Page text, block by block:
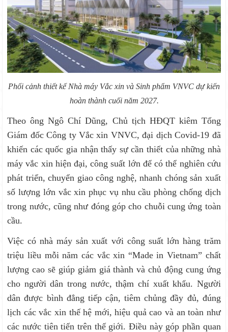
Phối cảnh thiết kế Nhà máy Vắc xin và Sinh phẩm VNVC dự kiến
hoàn thành cuối năm 2027.
Theo ông Ngô Chí Dũng, Chủ tịch HĐQT kiêm Tổng
Giám đốc Công ty Vắc xin VNVC, đại dịch Covid-19 đã
khiến các quốc gia nhận thấy sự cần thiết của những nhà
máy vắc xin hiện đại, công suất lớn để có thể nghiên cứu
phát triển, chuyển giao công nghệ, nhanh chóng sản xuất
số lượng lớn vắc xin phục vụ nhu cầu phòng chống dịch
trong nước, cũng như đóng góp cho chuỗi cung ứng toàn
cầu.
Việc có nhà máy sản xuất với công suất lớn hàng trăm
triệu liều mỗi năm các vắc xin “Made in Vietnam” chất
lượng cao sẽ giúp giảm giá thành và chủ động cung ứng
cho người dân trong nước, thậm chí xuất khẩu. Người
dân được bình đẳng tiếp cận, tiêm chủng đầy đủ, đúng
lịch các vắc xin thế hệ mới, hiệu quả cao và an toàn như
các nước tiên tiến trên thế giới. Điều này góp phần quan